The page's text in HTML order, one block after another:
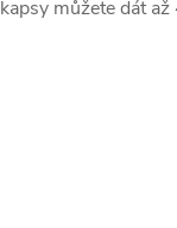
můžete dát až